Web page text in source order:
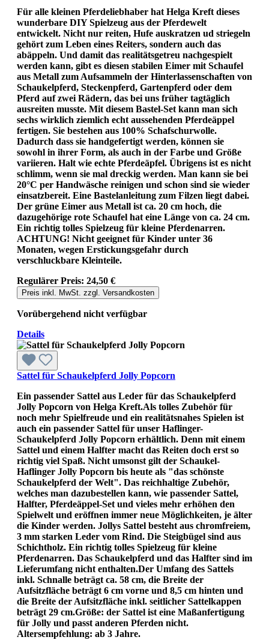
Für alle kleinen Pferdeliebhaber hat Helga Kreft dieses
wunderbare DIY Spielzeug aus der Pferdewelt
entwickelt. Nicht nur reiten, Hufe auskratzen ud striegeln
gehört zum Leben eines Reiters, sondern auch das
abäppeln. Und damit das realitätsgetreu nachgespielt
werden kann, gibt es diesen stabilen Eimer mit Schaufel
aus Metall zum Aufsammeln der Hinterlassenschaften von
Schaukelpferd, Steckenpferd, Gartenpferd oder dem
Pferd auf zwei Rädern, das bei uns früher tagtäglich
ausreiten musste. Mit diesem Bastel-Set kann man sich
sechs wirklich ziemlich echt aussehenden Pferdeäppel
fertigen. Sie bestehen aus 100% Schafschurwolle.
Dadurch dass sie handgefertigt werden, können sie
sowohl in ihrer Form, als auch in der Farbe und Größe
variieren. Halt wie echte Pferdeäpfel. Übrigens ist es nicht
schlimm, wenn sie mal dreckig werden. Man kann sie bei
20°C per Handwäsche reinigen und schon sind sie wieder
einsatzbereit. Eine Bastelanleitung zum Filzen liegt dabei.
Der grüne Eimer aus Metall ist ca. 20 cm hoch, die
dazugehörige rote Schaufel hat eine Länge von ca. 24 cm.
Ein richtig tolles Spielzeug für kleine Pferdenarren.
ACHTUNG! Nicht geeignet für Kinder unter 36
Monaten, wegen Erstickungsgefahr durch
verschluckbare Kleinteile.
Regulärer Preis: 24,50 €
Preis inkl. MwSt. zzgl. Versandkosten
Vorübergehend nicht verfügbar
Details
Sattel für Schaukelpferd Jolly Popcorn
Ein passender Sattel aus Leder für das Schaukelpferd
Jolly Popcorn von Helga Kreft.Als tolles Zubehör für
noch mehr Spielfreude und ein realitätsnahes Spielen ist
auch ein passender Sattel für unser Haflinger-
Schaukelpferd Jolly Popcorn erhältlich. Denn mit einem
Sattel und einem Halfter macht das Reiten doch erst so
richtig viel Spaß. Nicht umsonst gilt der Schaukel-
Haflinger Jolly Popcorn bis heute als "das schönste
Schaukelpferd der Welt". Das reichhaltige Zubehör,
welches man dazubestellen kann, wie passender Sattel,
Halfter, Pferdeäppel-Set und vieles mehr erhöhen den
Spielwelt und eröffnen immer neue Möglichkeiten, je älter
die Kinder werden. Jollys Sattel besteht aus chromfreiem,
3 mm starken Leder vom Rind. Die Steigbügel sind aus
Schichtholz. Ein richtig tolles Spielzeug für kleine
Pferdenarren. Das Schaukelpferd und das Halfter sind im
Lieferumfang nicht enthalten.Der Umfang des Sattels
inkl. Schnalle beträgt ca. 58 cm, die Breite der
Aufsitzfläche beträgt 6 cm vorne und 8,5 cm hinten und
die Breite der Aufsitzfläche inkl. seitlicher Sattelkappen
beträgt 29 cm.Größe: der Sattel ist eine Maßanfertigung
für Jolly und passt anderen Pferden nicht.
Altersempfehlung: ab 3 Jahre.